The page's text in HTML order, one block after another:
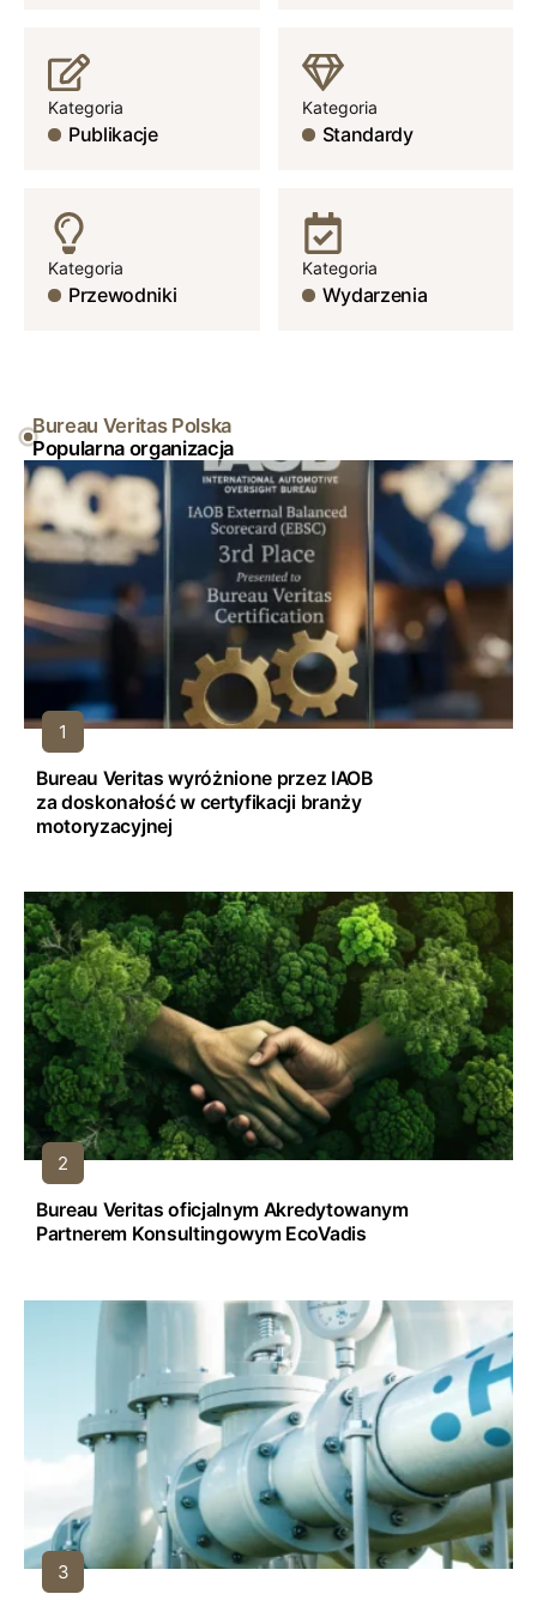
Kategoria
Publikacje
Kategoria
Standardy
Kategoria
Przewodniki
Kategoria
Wydarzenia
Popularna organizacja
Bureau Veritas Polska
Bureau Veritas wyróżnione przez IAOB
za doskonałość w certyfikacji branży
motoryzacyjnej
Bureau Veritas oficjalnym Akredytowanym
Partnerem Konsultingowym EcoVadis